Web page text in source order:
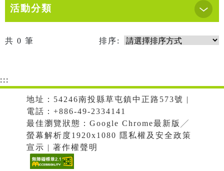
活動分類
共 0 筆 排序:
:::
地址：54246南投縣草屯鎮中正路573號 |
電話：+886-49-2334141
最佳瀏覽狀態：Google Chrome最新版╱
螢幕解析度1920x1080 隱私權及安全政策
宣示 | 著作權聲明